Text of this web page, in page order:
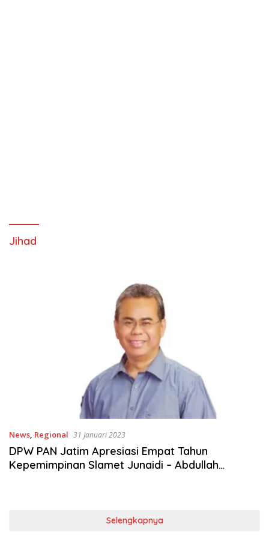
Jihad
News, Regional 31 Januari 2023
DPW PAN Jatim Apresiasi Empat Tahun
Kepemimpinan Slamet Junaidi – Abdullah
Selengkapnya